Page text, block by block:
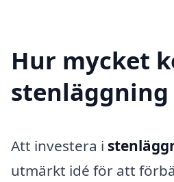
Hur mycket
stenläggning
Att investera i
utmärkt idé för att